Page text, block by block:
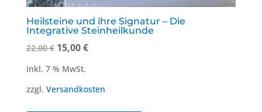
Heilsteine und ihre Signatur – Die
Integrative Steinheilkunde
22,00€ Ursprünglicher
22,00 €
15,00€Aktueller
15,00 €.
inkl. 7 % MwSt.
zzgl. Versandkosten